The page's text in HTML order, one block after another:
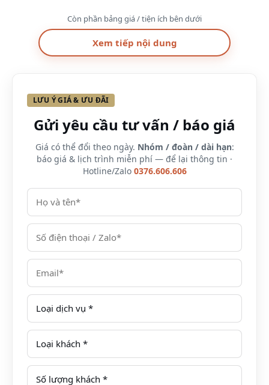
Giá phòng khách sạn tại FLC Luxury Hotel Quy
Nhơn resort
Hotel Quy Nhơn cung cấp chỗ nghỉ trang nhã, rộng
rãi ở thành phố Quy Nhơn. Ngoài ra,
Hotel Quy Nhơn đoạt được giải thưởng “Công trình
kiến trúc độc đáo bậc nhất Việt Nam” với gần 1000
phòng khách sạn được thiết kế theo phong cách kiến
trúc hiện đại, phóng khoáng hướng biển hoặc hướng
sân golf mang đến không gian nghỉ dưỡng sang
trọng giữa thiên nhiên.
Giá phòng khách sạn tại FLC Luxury Hotel
Quy Nhơn resort chi tiết
Vuốt ngang để xem đủ bảng →
Loại phòng
Giá phòng
khảo/
Phòng Studio
Còn phần bảng giá / tiện ích bên dưới
Xem tiếp nội dung
LƯU Ý GIÁ & ƯU ĐÃI
Gửi yêu cầu tư vấn / báo giá
Giá có thể đổi theo ngày. Nhóm / đoàn / dài hạn:
báo giá & lịch trình miễn phí — để lại thông tin ·
Hotline/Zalo 0376.606.606